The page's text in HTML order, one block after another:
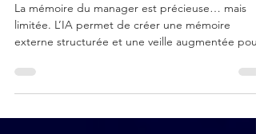
large
La mémoire du manager est précieuse… mais
externe structurée et une veille augmentée pour
élargir le champ cognitif et mieux décider.